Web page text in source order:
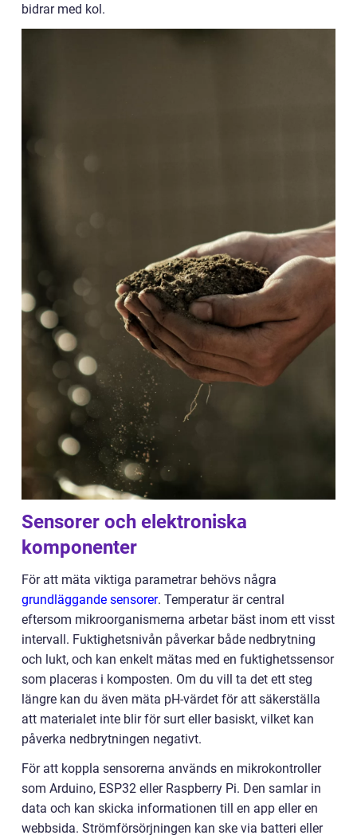
bidrar med kol.
Sensorer och elektroniska
komponenter
För att mäta viktiga parametrar behövs några
grundläggande sensorer. Temperatur är central
eftersom mikroorganismerna arbetar bäst inom ett visst
intervall. Fuktighetsnivån påverkar både nedbrytning
och lukt, och kan enkelt mätas med en fuktighetssensor
som placeras i komposten. Om du vill ta det ett steg
längre kan du även mäta pH-värdet för att säkerställa
att materialet inte blir för surt eller basiskt, vilket kan
påverka nedbrytningen negativt.
För att koppla sensorerna används en mikrokontroller
som Arduino, ESP32 eller Raspberry Pi. Den samlar in
data och kan skicka informationen till en app eller en
webbsida. Strömförsörjningen kan ske via batteri eller